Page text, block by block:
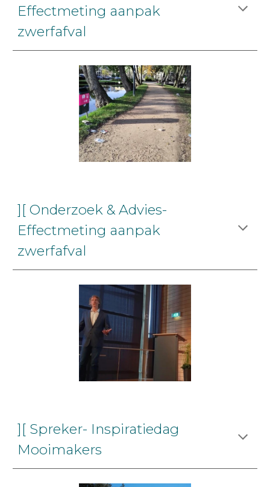
Effectmeting aanpak
zwerfafval
][ Onderzoek & Advies-
Effectmeting aanpak
zwerfafval
][ Spreker- Inspiratiedag
Mooimakers